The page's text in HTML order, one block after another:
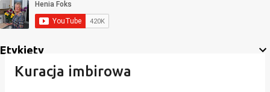
Etykiety
Kuracja imbirowa